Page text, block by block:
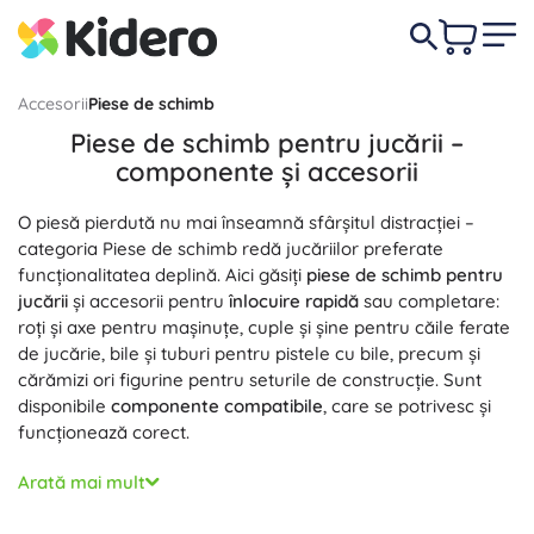
AccesoriiPiese de schimb
Piese de schimb pentru jucării –
componente și accesorii
O piesă pierdută nu mai înseamnă sfârșitul distracției –
categoria Piese de schimb redă jucăriilor preferate
funcționalitatea deplină. Aici găsiți piese de schimb pentru
jucării și accesorii pentru înlocuire rapidă sau completare:
roți și axe pentru mașinuțe, cuple și șine pentru căile ferate
de jucărie, bile și tuburi pentru pistele cu bile, precum și
cărămizi ori figurine pentru seturile de construcție. Sunt
disponibile componente compatibile, care se potrivesc și
funcționează corect.
Fiecare piesă de schimb este concepută pentru
siguranțășidurată de viață îndelungată
Arată mai mult